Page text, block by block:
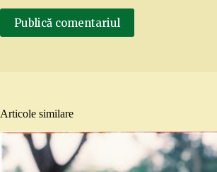
Publică comentariul
Articole similare